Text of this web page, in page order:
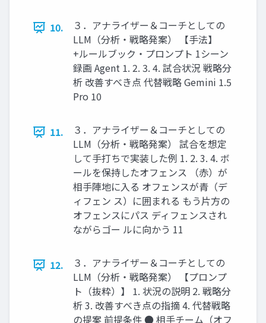
10.
３．アナライザー＆コーチとしての
LLM（分析‧戦略発案） 【⼿法】
+ルールブック‧プロンプト 1シーン
録画 Agent 1. 2. 3. 4. 試合状況 戦略分
析 改善すべき点 代替戦略 Gemini 1.5
Pro 10
11.
３．アナライザー＆コーチとしての
LLM（分析‧戦略発案） 試合を想定
して⼿打ちで実装した例 1. 2. 3. 4. ボ
ールを保持したオフェンス （⾚）が
相⼿陣地に⼊る オフェンスが⻘（デ
ィフェン ス）に囲まれる もう⽚⽅の
オフェンスにパス ディフェンスされ
ながらゴー ルに向かう 11
12.
３．アナライザー＆コーチとしての
LLM（分析‧戦略発案） 【プロンプ
ト（抜粋）】 1. 状況の説明 2. 戦略分
析 3. 改善すべき点の指摘 4. 代替戦略
の提案 前提条件 ● 相⼿チーム（オフ